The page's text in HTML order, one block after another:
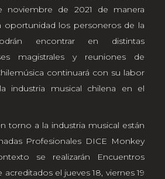
noviembre de 2021 de manera
oportunidad los personeros de la
encontrar en distintas
magistrales y reuniones de
continuará con su labor
industria musical chilena en el
torno a la industria musical están
Profesionales DICE Monkey
se realizarán Encuentros
el jueves 18, viernes 19